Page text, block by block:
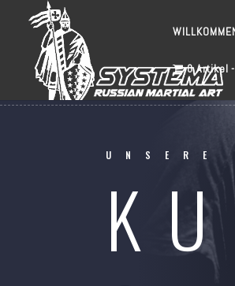
0 Artikel